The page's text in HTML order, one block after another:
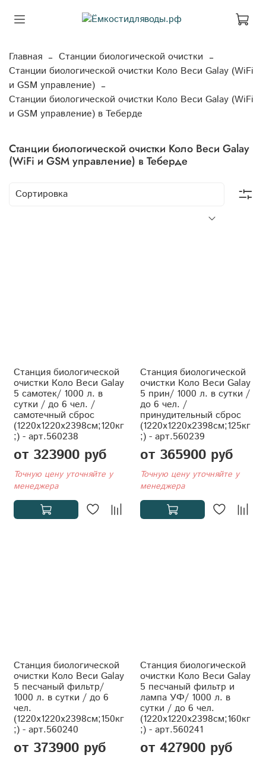
Главная
Станции биологической очистки
Станции биологической очистки Коло Веси Galay (WiFi
и GSM управление)
Станции биологической очистки Коло Веси Galay (WiFi
и GSM управление) в Теберде
Станции биологической очистки Коло Веси Galay
(WiFi и GSM управление) в Теберде
Станция биологической
очистки Коло Веси Galay
5 самотек/ 1000 л. в
сутки / до 6 чел. /
самотечный сброс
(1220x1220x2398см;120кг
;) - арт.560238
от 323900 руб
Точную цену уточняйте у
менеджера
Станция биологической
очистки Коло Веси Galay
5 прин/ 1000 л. в сутки /
до 6 чел. /
принудительный сброс
(1220x1220x2398см;125кг
;) - арт.560239
от 365900 руб
Точную цену уточняйте у
менеджера
Станция биологической
очистки Коло Веси Galay
5 песчаный фильтр/
1000 л. в сутки / до 6
чел.
(1220x1220x2398см;150кг
;) - арт.560240
от 373900 руб
Станция биологической
очистки Коло Веси Galay
5 песчаный фильтр и
лампа УФ/ 1000 л. в
сутки / до 6 чел.
(1220x1220x2398см;160кг
;) - арт.560241
от 427900 руб